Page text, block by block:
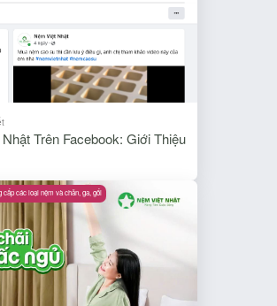
Trên Facebook: Giới Thiệu
các loại nệm và chăn, ga, gối